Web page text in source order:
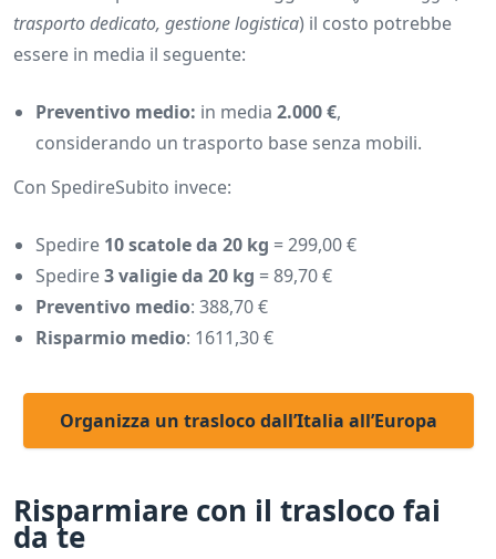
trasporto dedicato, gestione logistica) il costo potrebbe
essere in media il seguente:
Preventivo medio: in media 2.000 €,
considerando un trasporto base senza mobili.
Con SpedireSubito invece:
Spedire 10 scatole da 20 kg = 299,00 €
Spedire3 valigie da 20 kg = 89,70 €
Preventivo medio: 388,70 €
Risparmio medio: 1611,30 €
Organizza un trasloco dall’Italia all’Europa
Risparmiare con il trasloco fai
da te